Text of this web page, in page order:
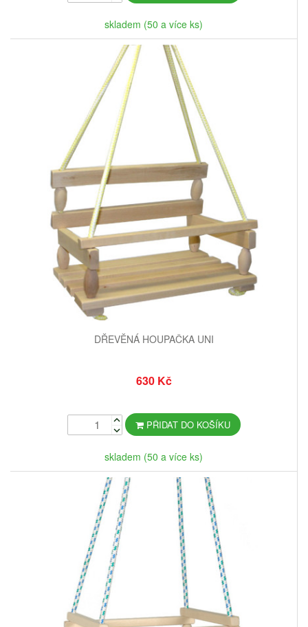
skladem (50 a více ks)
DŘEVĚNÁ HOUPAČKA UNI
630 Kč
PŘIDAT DO KOŠÍKU
skladem (50 a více ks)